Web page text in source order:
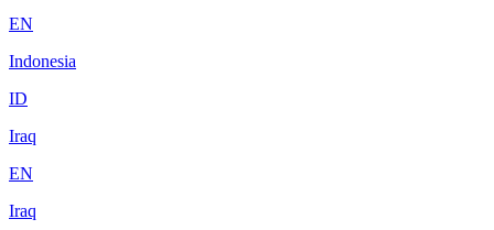
EN
Indonesia
ID
Iraq
EN
Iraq